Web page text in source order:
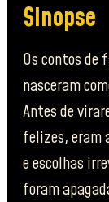
Sinopse
Os contos de
nasceram
Antes de
felizes, eram
e escolhas
foram